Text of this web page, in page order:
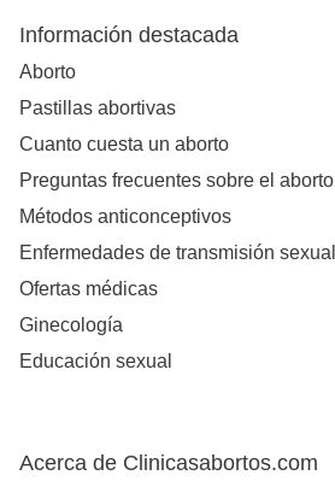
Información destacada
Aborto
Pastillas abortivas
Cuanto cuesta un aborto
Preguntas frecuentes sobre el aborto
Métodos anticonceptivos
Enfermedades de transmisión sexual
Ofertas médicas
Ginecología
Educación sexual
Acerca de Clinicasabortos.com